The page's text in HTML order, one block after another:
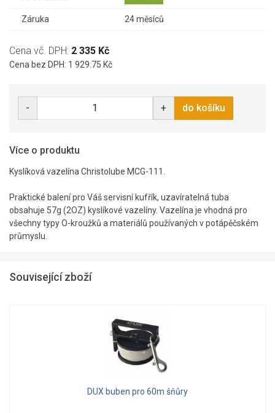
Záruka 24 měsíců
Cena vč. DPH: 2 335 Kč
Cena bez DPH: 1 929.75 Kč
- + do košíku
Více o produktu
Kyslíková vazelína Christolube MCG-111.
Praktické balení pro Váš servisní kufřík, uzavíratelná tuba
obsahuje 57g (2OZ) kyslíkové vazelíny. Vazelína je vhodná pro
všechny typy O-kroužků a materiálů používaných v potápěčském
průmyslu.
Související zboží
DUX buben pro 60m šňůry